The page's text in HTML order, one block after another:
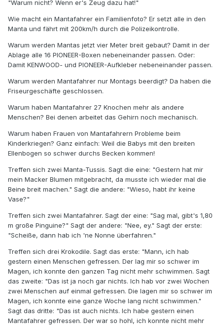
"Warum nicht? Wenn er's Zeug dazu hat!"
Wie macht ein Mantafahrer ein Familienfoto? Er setzt alle in den
Manta und fährt mit 200km/h durch die Polizeikontrolle.
Warum werden Mantas jetzt vier Meter breit gebaut? Damit in der
Ablage alle 16 PIONEER-Boxen nebeneinander passen. Oder:
Damit KENWOOD- und PIONEER-Aufkleber nebeneinander passen.
Warum werden Mantafahrer nur Montags beerdigt? Da haben die
Friseurgeschäfte geschlossen.
Warum haben Mantafahrer 27 Knochen mehr als andere
Menschen? Bei denen arbeitet das Gehirn noch mechanisch.
Warum haben Frauen von Mantafahrern Probleme beim
Kinderkriegen? Ganz einfach: Weil die Babys mit den breiten
Ellenbogen so schwer durchs Becken kommen!
Treffen sich zwei Manta-Tussis. Sagt die eine: "Gestern hat mir
mein Macker Blumen mitgebracht, da musste ich wieder mal die
Beine breit machen." Sagt die andere: "Wieso, habt ihr keine
Vase?"
Treffen sich zwei Mantafahrer. Sagt der eine: "Sag mal, gibt's 1,80
m große Pinguine?" Sagt der andere: "Nee, ey." Sagt der erste:
"Scheiße, dann hab ich 'ne Nonne überfahren."
Treffen sich drei Krokodile. Sagt das erste: "Mann, ich hab
gestern einen Menschen gefressen. Der lag mir so schwer im
Magen, ich konnte den ganzen Tag nicht mehr schwimmen. Sagt
das zweite: "Das ist ja noch gar nichts. Ich hab vor zwei Wochen
zwei Menschen auf einmal gefressen. Die lagen mir so schwer im
Magen, ich konnte eine ganze Woche lang nicht schwimmen."
Sagt das dritte: "Das ist auch nichts. Ich habe gestern einen
Mantafahrer gefressen. Der war so hohl, ich konnte nicht mehr